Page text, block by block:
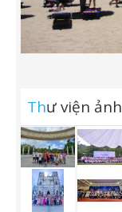
Thư viện ảnh